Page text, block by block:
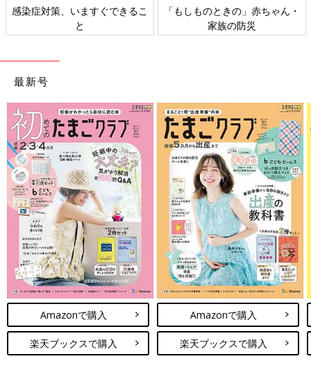
感染症対策、いますぐできるこ
と
「もしものときの」赤ちゃん・
家族の防災
最新号
Amazonで購入
楽天ブックスで購入
Amazonで購入
楽天ブックスで購入